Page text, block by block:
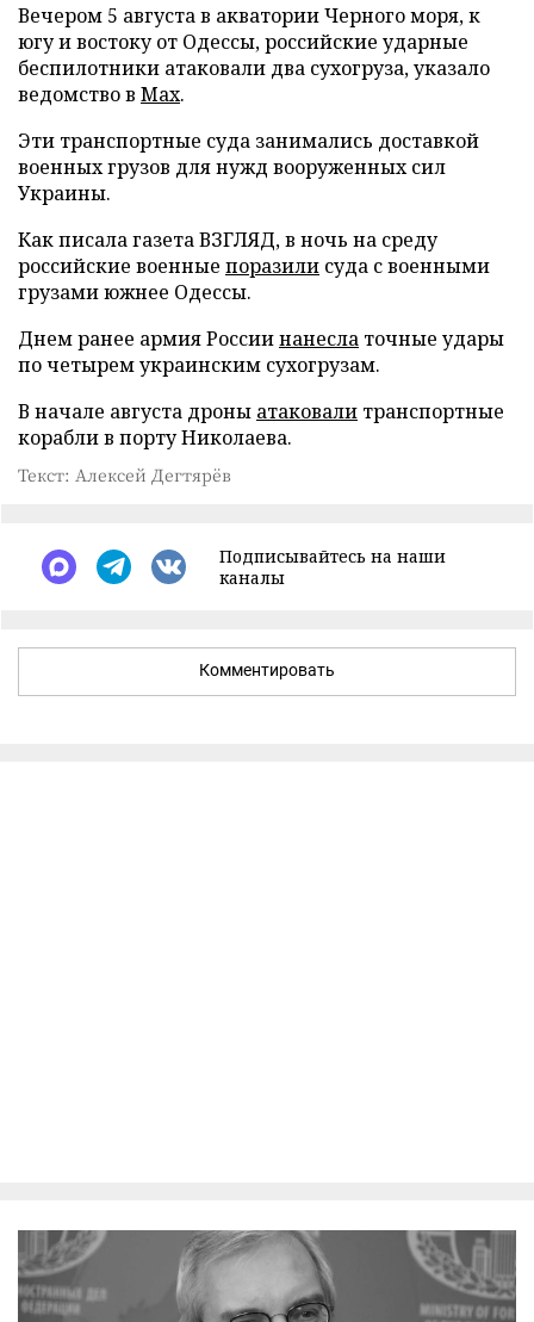
Вечером 5 августа в акватории Черного моря, к
югу и востоку от Одессы, российские ударные
беспилотники атаковали два сухогруза, указало
ведомство в Max.
Эти транспортные суда занимались доставкой
военных грузов для нужд вооруженных сил
Украины.
Как писала газета ВЗГЛЯД, в ночь на среду
российские военные поразили суда с военными
грузами южнее Одессы.
Днем ранее армия Россиинанесла точные удары
по четырем украинским сухогрузам.
В начале августа дроны атаковали транспортные
корабли в порту Николаева.
Текст: Алексей Дегтярёв
Подписывайтесь на наши
каналы
Комментировать